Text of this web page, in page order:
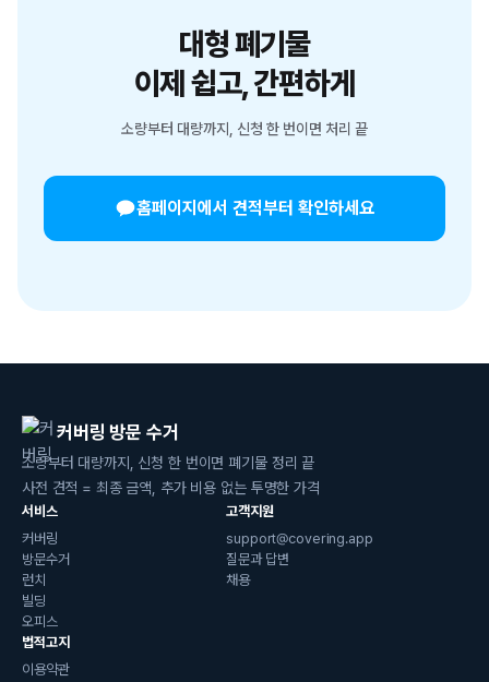
대형 폐기물
이제 쉽고, 간편하게
소량부터 대량까지, 신청 한 번이면 처리 끝
홈페이지에서 견적부터 확인하세요
커버링 방문 수거
소량부터 대량까지, 신청 한 번이면 폐기물 정리 끝
사전 견적 = 최종 금액, 추가 비용 없는 투명한 가격
서비스
커버링
방문수거
런치
빌딩
오피스
고객지원
support@covering.app
질문과 답변
채용
법적고지
이용약관